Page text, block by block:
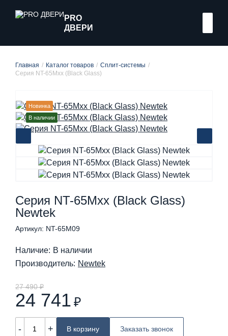
PRO
ДВЕРИ
Главная Каталог товаров
Сплит-системы
Серия NT-65Мxx (Black Glass)
Новинка
В наличии
Серия NT-65Мxx (Black Glass)
Newtek
Артикул: NT-65M09
Наличие: В наличии
Производитель: Newtek
27 490 ₽
24 741 ₽
- + В корзину Заказать звонок